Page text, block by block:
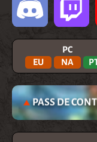
PC
EU
NA
PASS DE